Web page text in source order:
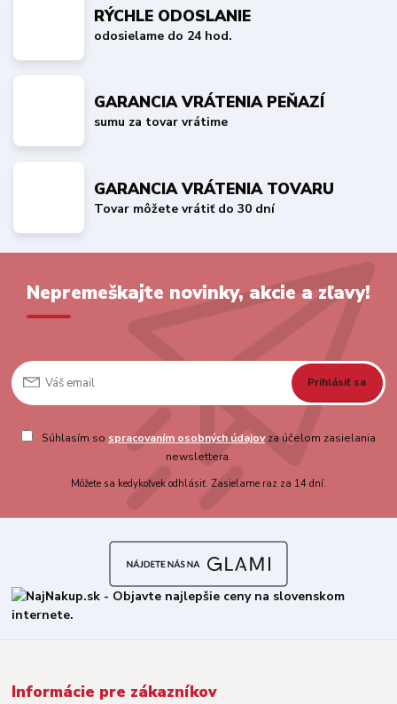
RÝCHLE ODOSLANIE
odosielame do 24 hod.
GARANCIA VRÁTENIA PEŇAZÍ
sumu za tovar vrátime
GARANCIA VRÁTENIA TOVARU
Tovar môžete vrátiť do 30 dní
Nepremeškajte novinky, akcie a zľavy!
Prihlásiť sa
Súhlasím so spracovaním osobných údajovza účelom zasielania
newslettera.
Môžete sa kedykoľvek odhlásiť. Zasielame raz za 14 dní.
Informácie pre zákazníkov